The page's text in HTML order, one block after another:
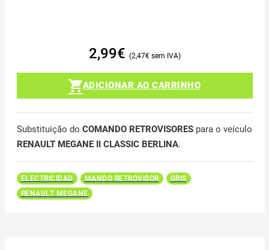
2,99€ 2,47€
ADICIONAR AO CARRINHO
Substituição do COMANDO RETROVISORESpara o veículo
RENAULT MEGANE II CLASSIC BERLINA.
ELECTRICIDAD MANDO RETROVISOR
GRIS
RENAULT MEGANE